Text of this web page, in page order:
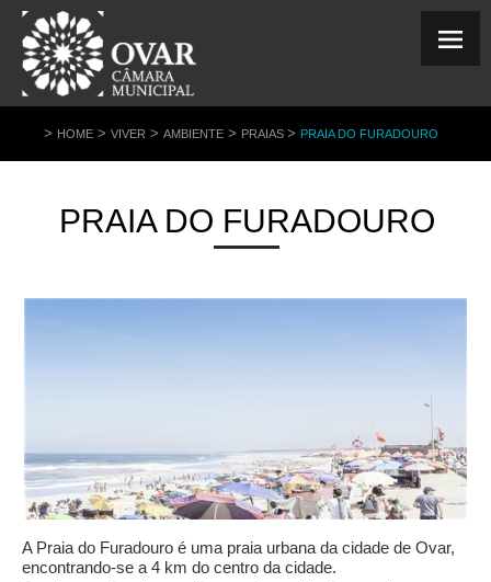
> HOME > VIVER > AMBIENTE > PRAIAS > PRAIA DO FURADOURO
PRAIA DO FURADOURO
A Praia do Furadouro é uma praia urbana da cidade de Ovar,
encontrando-se a 4 km do centro da cidade.